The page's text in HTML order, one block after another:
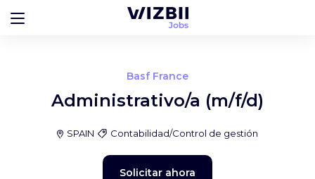
Basf France
Administrativo/a (m/f/d)
SPAIN Contabilidad/Control de gestión
Solicitar ahora